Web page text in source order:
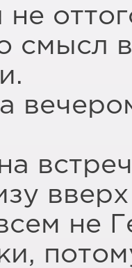
не
смысл
–
не